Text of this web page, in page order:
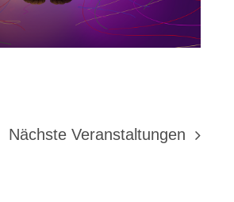
NächsteVeranstaltungen